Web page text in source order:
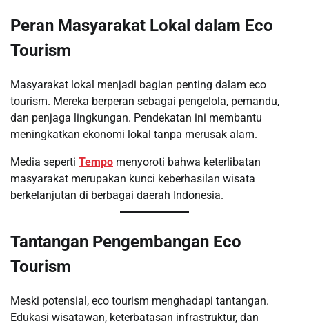
Peran Masyarakat Lokal dalam Eco
Tourism
Masyarakat lokal menjadi bagian penting dalam eco
tourism. Mereka berperan sebagai pengelola, pemandu,
dan penjaga lingkungan. Pendekatan ini membantu
meningkatkan ekonomi lokal tanpa merusak alam.
Media seperti Tempo menyoroti bahwa keterlibatan
masyarakat merupakan kunci keberhasilan wisata
berkelanjutan di berbagai daerah Indonesia.
Tantangan Pengembangan Eco
Tourism
Meski potensial, eco tourism menghadapi tantangan.
Edukasi wisatawan, keterbatasan infrastruktur, dan